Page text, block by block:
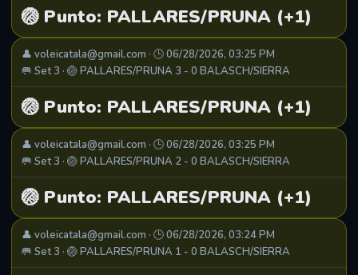
🏐 Punto: PALLARES/PRUNA (+1)
👤 voleicatala@gmail.com · 🕒 06/28/2026, 03:25 PM
🥅 Set 3 · 🏐 PALLARES/PRUNA 3 - 0 BALASCH/SIERRA
🏐 Punto: PALLARES/PRUNA (+1)
👤 voleicatala@gmail.com · 🕒 06/28/2026, 03:25 PM
🥅 Set 3 · 🏐 PALLARES/PRUNA 2 - 0 BALASCH/SIERRA
🏐 Punto: PALLARES/PRUNA (+1)
👤 voleicatala@gmail.com · 🕒 06/28/2026, 03:24 PM
🥅 Set 3 · 🏐 PALLARES/PRUNA 1 - 0 BALASCH/SIERRA